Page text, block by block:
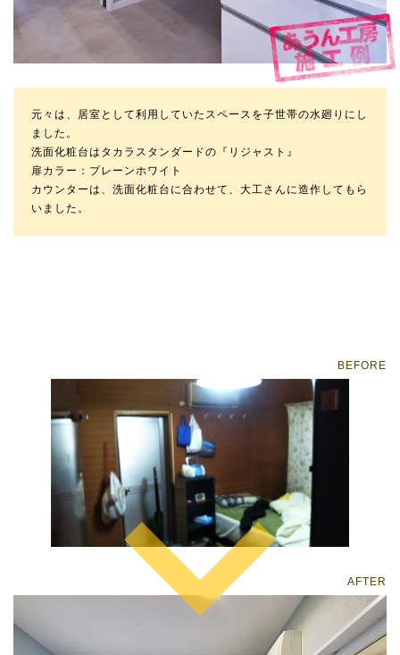
元々は、居室として利用していたスペースを子世帯の水廻りにし
ました。
洗面化粧台はタカラスタンダードの『リジャスト』
扉カラー：プレーンホワイト
カウンターは、洗面化粧台に合わせて、大工さんに造作してもら
いました。